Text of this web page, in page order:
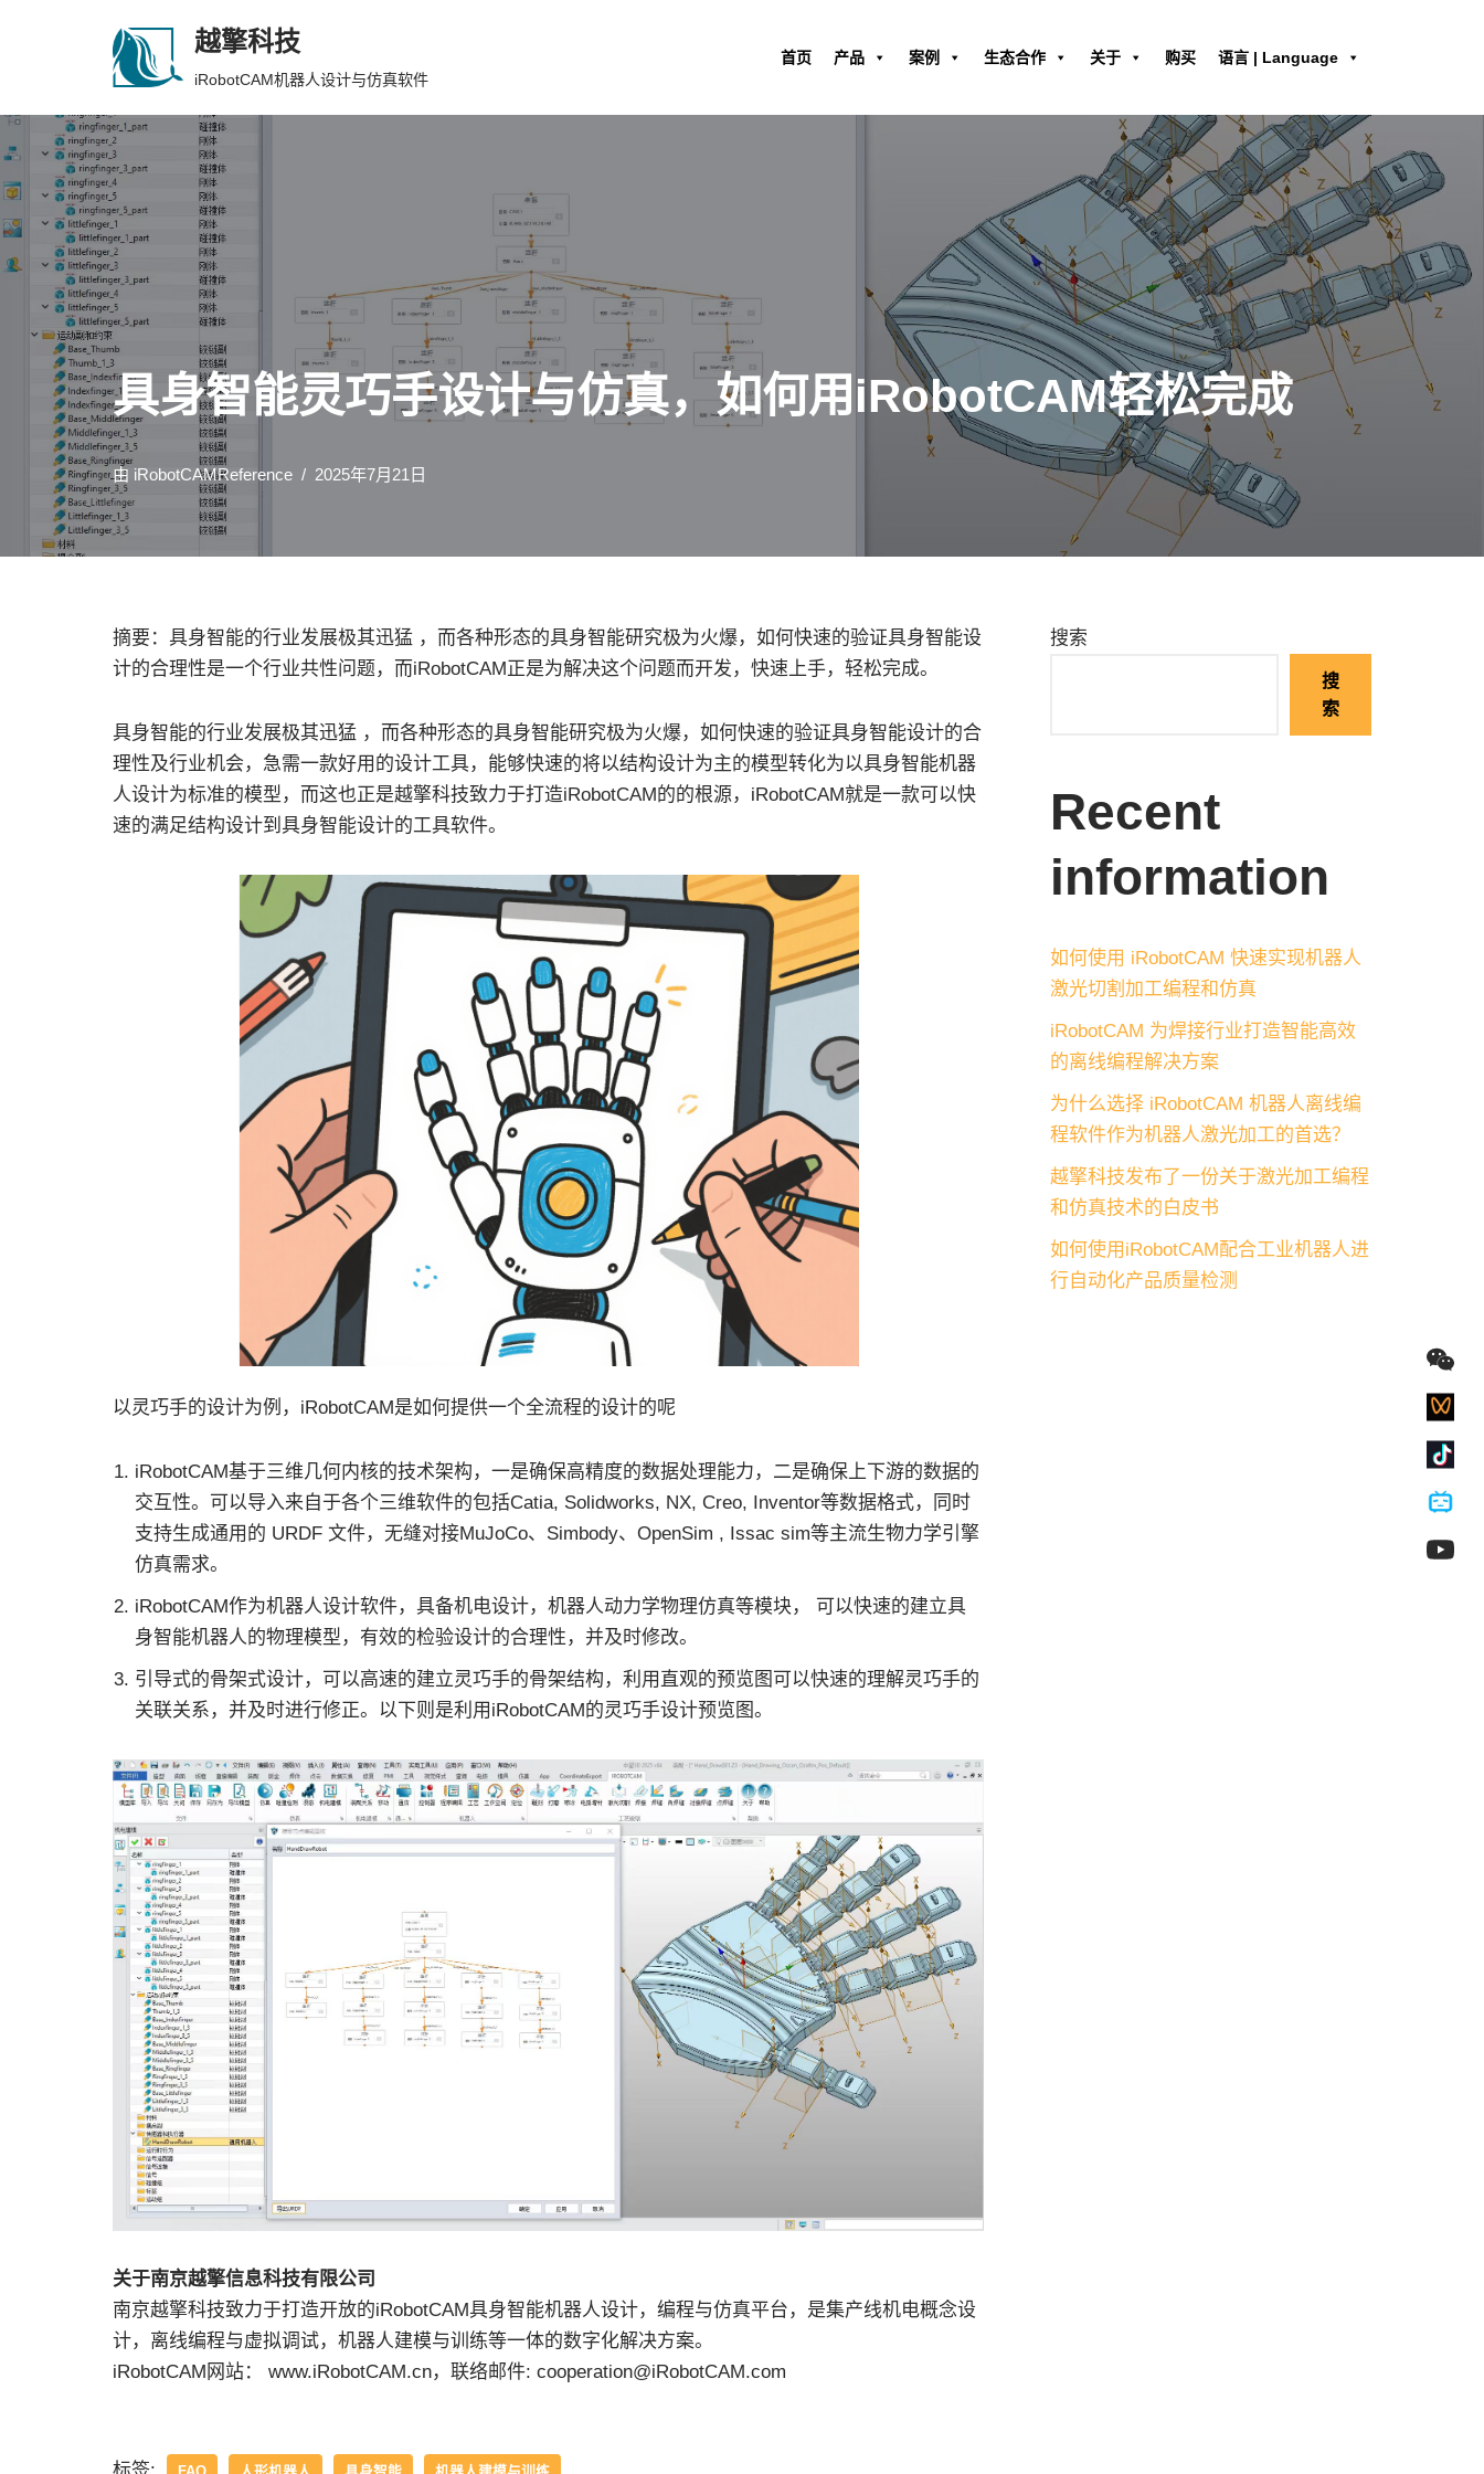
正
文
越擎科技
iRobotCAM机器人设计与仿真软件
首页 产品 案例 生态合作 关于 购买 语言 | Language
具身智能灵巧手设计与仿真，如何用iRobotCAM轻松完成
由 iRobotCAMReference 2025年7月21日
摘要：具身智能的行业发展极其迅猛 ，而各种形态的具身智能研究极为火爆，如何快速的验证具身智能设
计的合理性是一个行业共性问题，而iRobotCAM正是为解决这个问题而开发，快速上手，轻松完成。
具身智能的行业发展极其迅猛 ，而各种形态的具身智能研究极为火爆，如何快速的验证具身智能设计的合
理性及行业机会，急需一款好用的设计工具，能够快速的将以结构设计为主的模型转化为以具身智能机器
人设计为标准的模型，而这也正是越擎科技致力于打造iRobotCAM的的根源，iRobotCAM就是一款可以快
速的满足结构设计到具身智能设计的工具软件。
以灵巧手的设计为例，iRobotCAM是如何提供一个全流程的设计的呢
iRobotCAM基于三维几何内核的技术架构，一是确保高精度的数据处理能力，二是确保上下游的数据的
交互性。可以导入来自于各个三维软件的包括Catia, Solidworks, NX, Creo, Inventor等数据格式，同时
支持生成通用的 URDF 文件，无缝对接MuJoCo、Simbody、OpenSim , Issac sim等主流生物力学引擎
仿真需求。
iRobotCAM作为机器人设计软件，具备机电设计，机器人动力学物理仿真等模块， 可以快速的建立具
身智能机器人的物理模型，有效的检验设计的合理性，并及时修改。
引导式的骨架式设计，可以高速的建立灵巧手的骨架结构，利用直观的预览图可以快速的理解灵巧手的
关联关系，并及时进行修正。以下则是利用iRobotCAM的灵巧手设计预览图。
关于南京越擎信息科技有限公司
南京越擎科技致力于打造开放的iRobotCAM具身智能机器人设计，编程与仿真平台，是集产线机电概念设
计，离线编程与虚拟调试，机器人建模与训练等一体的数字化解决方案。
iRobotCAM网站： www.iRobotCAM.cn，联络邮件: cooperation@iRobotCAM.com
搜索
搜
索
Recent
information
如何使用 iRobotCAM 快速实现机器人
激光切割加工编程和仿真
iRobotCAM 为焊接行业打造智能高效
的离线编程解决方案
为什么选择 iRobotCAM 机器人离线编
程软件作为机器人激光加工的首选？
越擎科技发布了一份关于激光加工编程
和仿真技术的白皮书
如何使用iRobotCAM配合工业机器人进
行自动化产品质量检测